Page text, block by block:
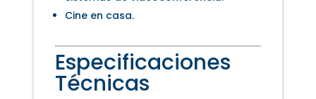
Cine en casa.
Especificaciones
Técnicas